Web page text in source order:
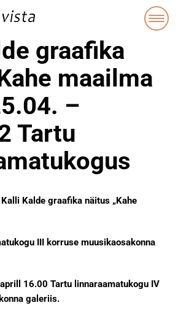
graafika
maailma
–
Tartu
Kalde graafika näitus „Kahe
III korruse muusikaosakonna
16.00 Tartu linnaraamatukogu IV
galeriis.